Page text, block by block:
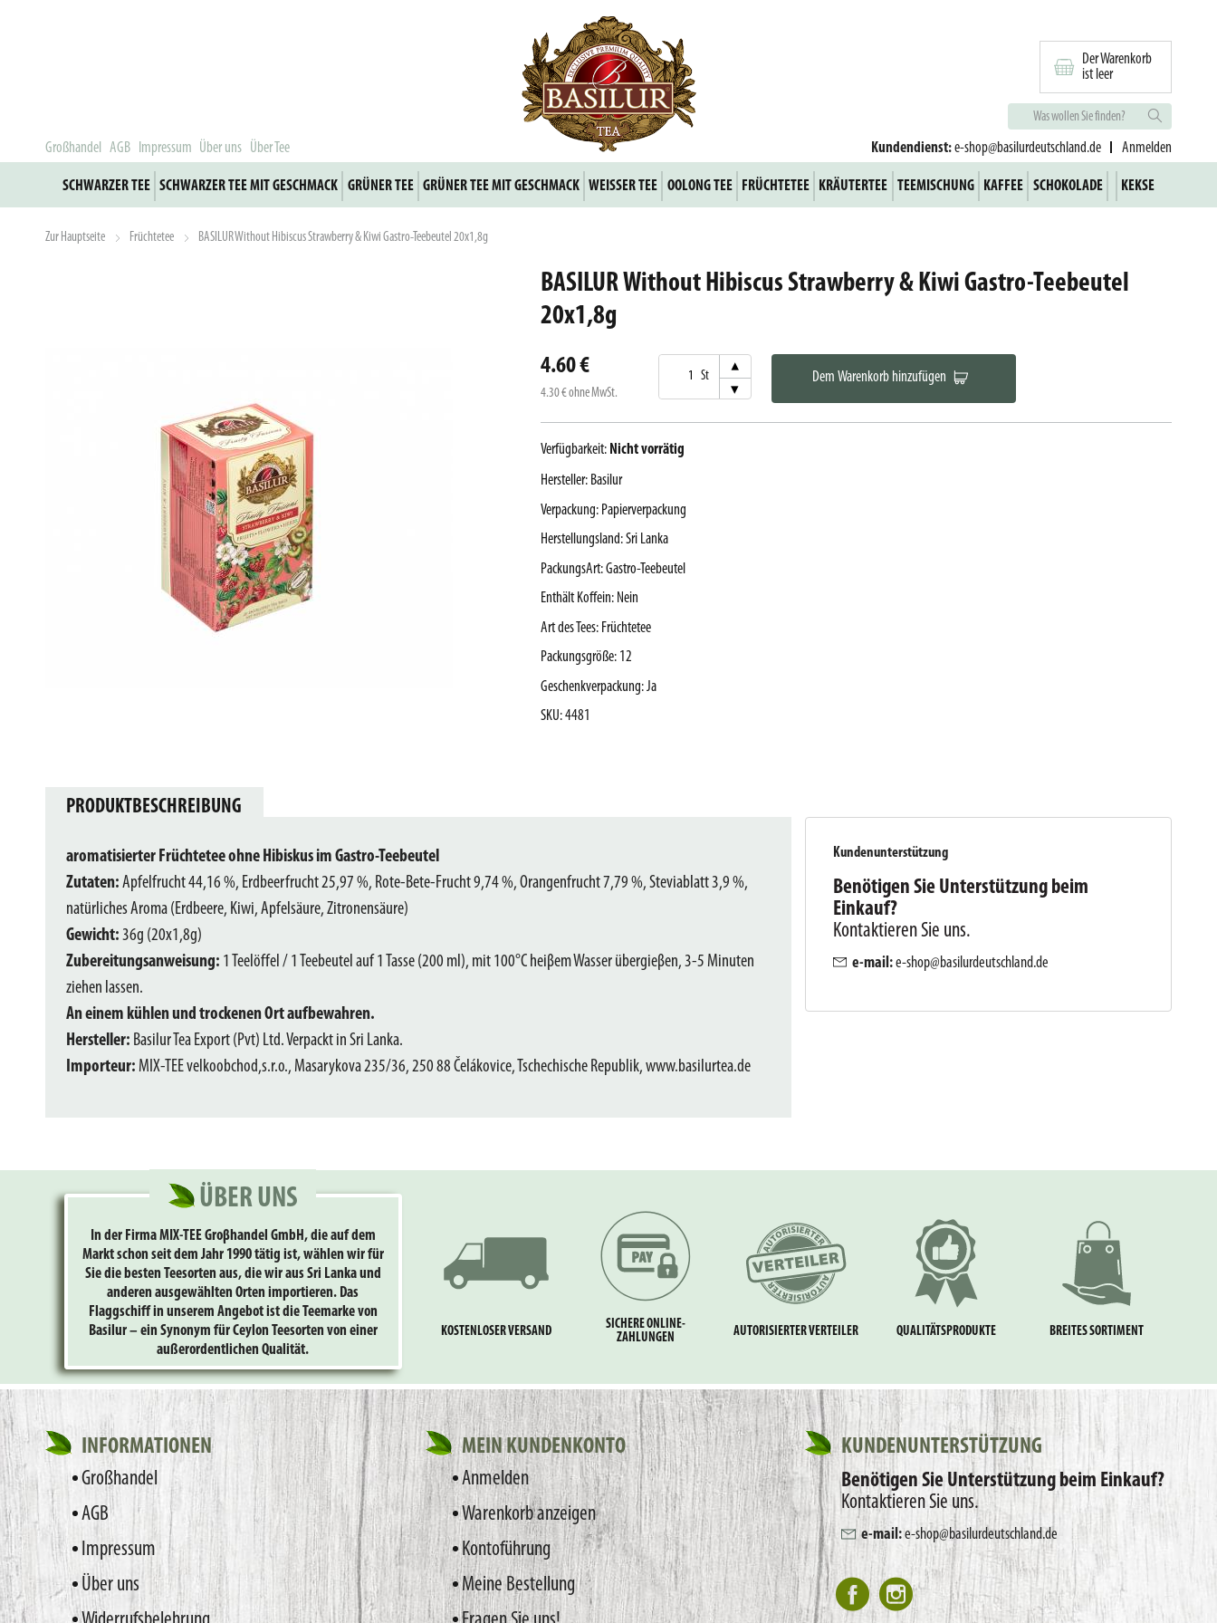
Großhandel AGB Impressum Über uns Über Tee
Der Warenkorb
ist leer
Kundendienst:e-shop@basilurdeutschland.de Anmelden
SCHWARZER TEE SCHWARZER TEE MIT GESCHMACK GRÜNER TEE GRÜNER TEE MIT GESCHMACK WEISSER TEE OOLONG TEE FRÜCHTETEE KRÄUTERTEE TEEMISCHUNG KAFFEE SCHOKOLADE KEKSE
Zur Hauptseite Früchtetee BASILUR Without Hibiscus Strawberry & Kiwi Gastro-Teebeutel 20x1,8g
BASILUR Without Hibiscus Strawberry & Kiwi Gastro-Teebeutel
20x1,8g
4.60 €
4.30 €ohne MwSt.
St
▾
▾
Dem Warenkorb hinzufügen
Verfügbarkeit: Nicht vorrätig
Hersteller: Basilur
Verpackung: Papierverpackung
Herstellungsland:Sri Lanka
PackungsArt:Gastro-Teebeutel
Enthält Koffein: Nein
Art des Tees: Früchtetee
Packungsgröße: 12
Geschenkverpackung:Ja
SKU:4481
PRODUKTBESCHREIBUNG
aromatisierter Früchtetee ohne Hibiskus im Gastro-Teebeutel
Zutaten: Apfelfrucht 44,16 %, Erdbeerfrucht 25,97 %, Rote-Bete-Frucht 9,74 %, Orangenfrucht 7,79 %, Steviablatt 3,9 %,
natürliches Aroma (Erdbeere, Kiwi, Apfelsäure, Zitronensäure)
Gewicht: 36g (20x1,8g)
Zubereitungsanweisung: 1 Teelöffel / 1 Teebeutel auf 1 Tasse (200 ml), mit 100°C heiβem Wasser übergieβen, 3-5 Minuten
ziehen lassen.
An einem kühlen und trockenen Ort aufbewahren.
Hersteller: Basilur Tea Export (Pvt) Ltd. Verpackt in Sri Lanka.
Importeur: MIX-TEE velkoobchod,s.r.o., Masarykova 235/36, 250 88 Čelákovice, Tschechische Republik, www.basilurtea.de
Kundenunterstützung
Benötigen Sie Unterstützung beim
Einkauf?
Kontaktieren Sie uns.
e-mail:e-shop@basilurdeutschland.de
ÜBER UNS
In der Firma MIX-TEE Groβhandel GmbH, die auf dem
Markt schon seit dem Jahr 1990 tätig ist, wählen wir für
Sie die besten Teesorten aus, die wir aus Sri Lanka und
anderen ausgewählten Orten importieren. Das
Flaggschiff in unserem Angebot ist die Teemarke von
Basilur – ein Synonym für Ceylon Teesorten von einer
außerordentlichen Qualität.
KOSTENLOSER VERSAND
SICHERE ONLINE-
ZAHLUNGEN
AUTORISIERTER VERTEILER QUALITÄTSPRODUKTE BREITES SORTIMENT
INFORMATIONEN
Großhandel
AGB
Impressum
Über uns
MEIN KUNDENKONTO
Anmelden
Warenkorb anzeigen
Kontoführung
Meine Bestellung
KUNDENUNTERSTÜTZUNG
Benötigen Sie Unterstützung beim Einkauf?
Kontaktieren Sie uns.
e-mail:e-shop@basilurdeutschland.de